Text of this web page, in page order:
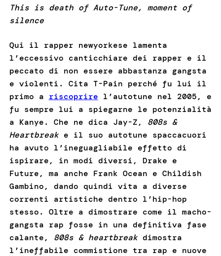
This is death of Auto-Tune, moment of
silence
Qui il rapper newyorkese lamenta
l’eccessivo canticchiare dei rapper e il
peccato di non essere abbastanza gangsta
e violenti. Cita T-Pain perché fu lui il
primo a riscoprire l’autotune nel 2005, e
fu sempre lui a spiegarne le potenzialità
a Kanye. Che ne dica Jay-Z, 808s &
Heartbreake il suo autotune spaccacuori
ha avuto l’ineguagliabile effetto di
ispirare, in modi diversi, Drake e
Future, ma anche Frank Ocean e Childish
Gambino, dando quindi vita a diverse
correnti artistiche dentro l’hip-hop
stesso. Oltre a dimostrare come il macho-
gangsta rap fosse in una definitiva fase
calante, 808s & heartbreakdimostra
l’ineffabile commistione tra rap e nuove